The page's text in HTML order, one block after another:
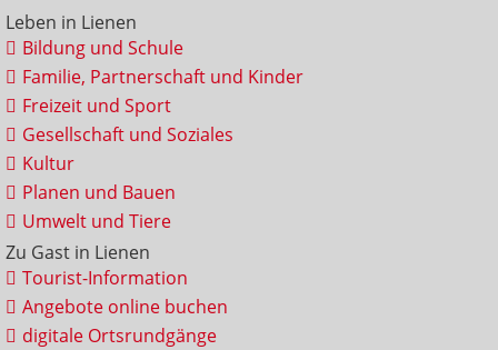
Leben in Lienen
Bildung und Schule
Familie, Partnerschaft und Kinder
Freizeit und Sport
Gesellschaft und Soziales
Kultur
Planen und Bauen
Umwelt und Tiere
Zu Gast in Lienen
Tourist-Information
Angebote online buchen
digitale Ortsrundgänge